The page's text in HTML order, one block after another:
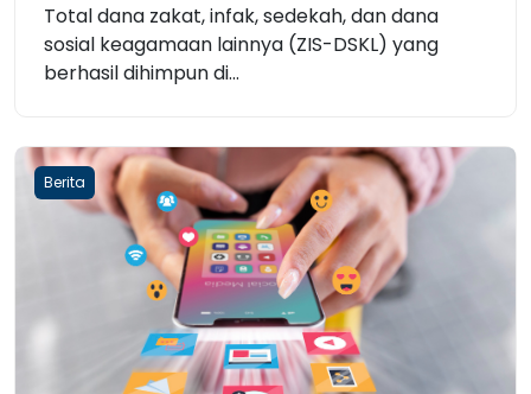
Total dana zakat, infak, sedekah, dan dana
sosial keagamaan lainnya (ZIS-DSKL) yang
berhasil dihimpun di...
Berita